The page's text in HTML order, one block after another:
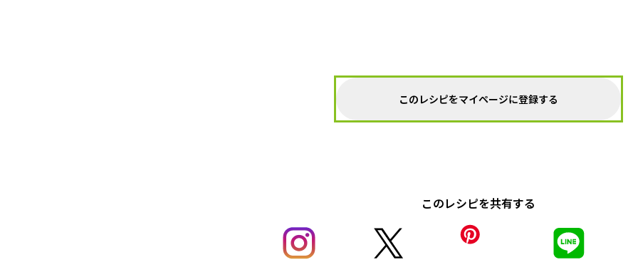
このレシピをマイページに登録する
このレシピを共有する